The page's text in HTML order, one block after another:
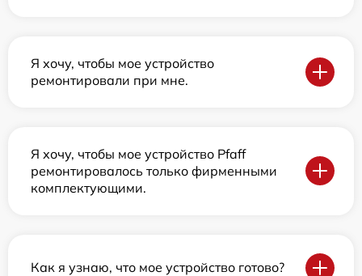
Я хочу, чтобы мое устройство
ремонтировали при мне.
Я хочу, чтобы мое устройство Pfaff
ремонтировалось только фирменными
комплектующими.
Как я узнаю, что мое устройство готово?